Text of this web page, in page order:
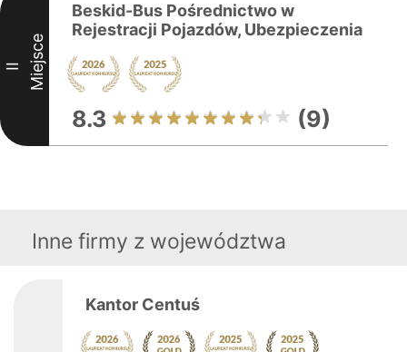
II Miejsce
Beskid-Bus Pośrednictwo w
Rejestracji Pojazdów, Ubezpieczenia
8.3 (9)
Inne firmy z województwa
Kantor Centuś